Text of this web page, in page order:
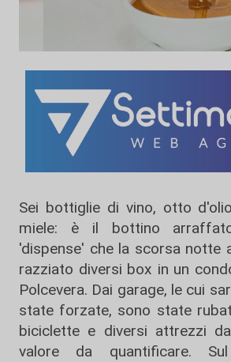
Sei bottiglie di vino, otto
miele: è il bottino
'dispense' che la scorsa notte
razziato diversi box in un
Polcevera. Dai garage, le cui
state forzate, sono state
biciclette e diversi attrezzi
valore da quantificare.